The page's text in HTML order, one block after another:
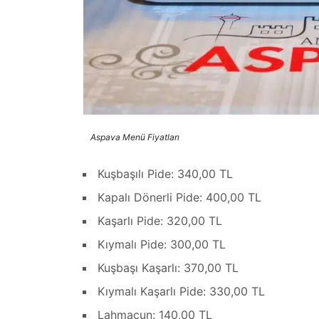
Aspava Menü Fiyatları
Kuşbaşılı Pide: 340,00 TL
Kapalı Dönerli Pide: 400,00 TL
Kaşarlı Pide: 320,00 TL
Kıymalı Pide: 300,00 TL
Kuşbaşı Kaşarlı: 370,00 TL
Kıymalı Kaşarlı Pide: 330,00 TL
Lahmacun: 140,00 TL